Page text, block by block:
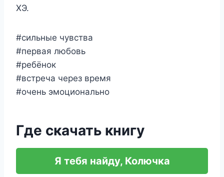
ХЭ.
#сильные чувства
#первая любовь
#ребёнок
#встреча через время
#очень эмоционально
Где скачать книгу
Я тебя найду, Колючка